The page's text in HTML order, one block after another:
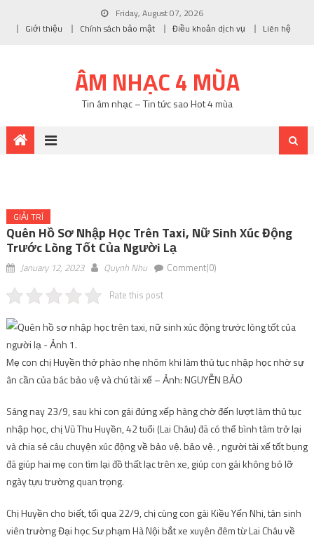
Friday, August 07, 2026
Giới thiệu
Chính sách bảo mật Điều khoản dịch vụ Liên hệ
ÂM NHẠC 4 MÙA
Tin âm nhạc – Tin tức sao Hot 4 mùa
GIẢI TRÍ
Quên Hồ Sơ Nhập Học Trên Taxi, Nữ Sinh Xúc Động
Trước Lòng Tốt Của Người Lạ
January 12, 2023 Quynh Nhu Comment(0)
Rate this post
Mẹ con chị Huyền thở phào nhẹ nhõm khi làm thủ tục nhập học nhờ sự
ân cần của bác bảo vệ và chú tài xế – Ảnh: NGUYỄN BẢO
Sáng nay 23/9, sau khi con gái đứng xếp hàng chờ đến lượt làm thủ tục
nhập học, chị Vũ Thu Huyền, 42 tuổi (Lai Châu) đã có thể bình tâm trở lại
và chia sẻ câu chuyện xúc động về bảo vệ. bảo vệ. , người tài xế tốt bụng
đã giúp hai mẹ con tìm lại đồ thất lạc trên xe, giúp con gái không bỏ lỡ
ngày tựu trường quan trọng.
Chị Huyền cho biết, tối qua 22/9, chị cùng con gái Kiều Yến Nhi, tân sinh
viên trường Đại học Sư phạm Hà Nội bắt xe xuyên đêm từ Lai Châu về